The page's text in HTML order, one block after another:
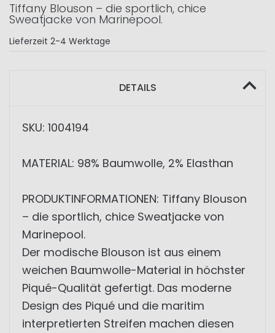
Tiffany Blouson – die sportlich, chice
Sweatjacke von Marinepool.
Lieferzeit 2-4 Werktage
DETAILS
SKU: 1004194
MATERIAL: 98% Baumwolle, 2% Elasthan
PRODUKTINFORMATIONEN: Tiffany Blouson
– die sportlich, chice Sweatjacke von
Marinepool.
Der modische Blouson ist aus einem
weichen Baumwolle-Material in höchster
Piqué-Qualität gefertigt. Das moderne
Design des Piqué und die maritim
interpretierten Streifen machen diesen